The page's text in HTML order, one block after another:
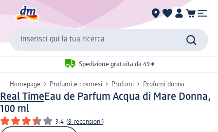
Inserisci qui la tua ricerca
Spedizione gratuita da 49 €
Homepage Profumi e cosmesi Profumi Profumi donna
Real TimeEau de Parfum Acqua di Mare Donna,
100 ml
3.4 (8 recensioni)